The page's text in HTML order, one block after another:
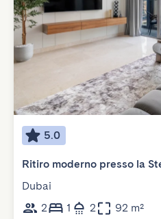
5.0
Ritiro moderno presso la
Dubai
2
1 2 92 m²